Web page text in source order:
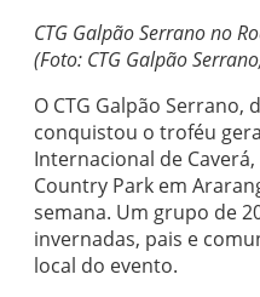
CTG Galpão Serrano no
(Foto: CTG Galpão
O CTG Galpão Serrano,
conquistou o troféu
Internacional de
Country Park em
semana. Um grupo de
invernadas, pais e
local do evento.